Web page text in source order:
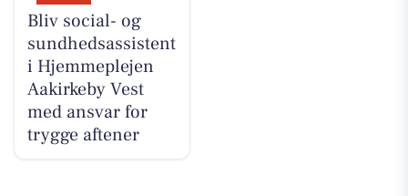
Bliv social- og
sundhedsassistent
i Hjemmeplejen
Aakirkeby Vest
med ansvar for
trygge aftener